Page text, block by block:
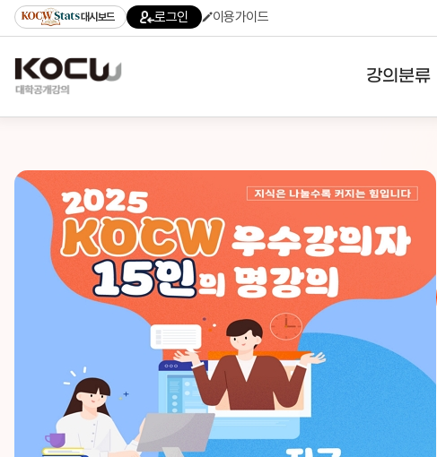
대시보드 로그인 이용가이드
강의분류
기관강의
테마강의